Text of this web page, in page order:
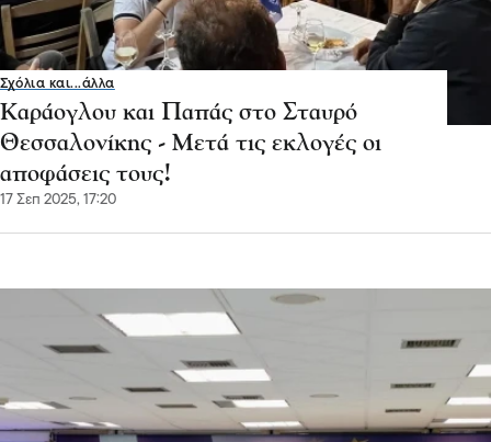
Σχόλια και...άλλα
Καράογλου και Παπάς στο Σταυρό
Θεσσαλονίκης - Μετά τις εκλογές οι
αποφάσεις τους!
17 Σεπ 2025, 17:20